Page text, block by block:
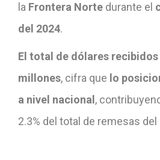
la Frontera Norte durante el
del 2024.
El total de dólares
millones, cifra que lo
a nivel nacional ,
2.3% del total de remesas del